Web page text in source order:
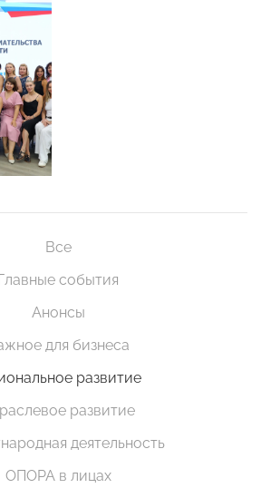
Все
Главные события
Анонсы
для бизнеса
развитие
развитие
деятельность
ОПОРА в лицах